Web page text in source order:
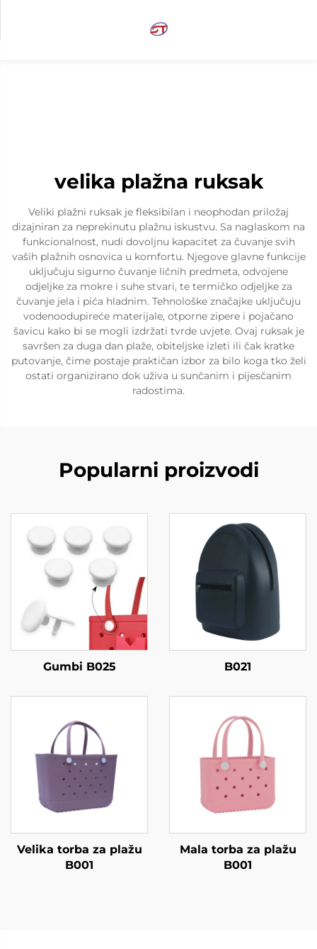
velika plažna ruksak
Veliki plažni ruksak je fleksibilan i neophodan priložaj
dizajniran za neprekinutu plažnu iskustvu. Sa naglaskom na
funkcionalnost, nudi dovoljnu kapacitet za čuvanje svih
vaših plažnih osnovica u komfortu. Njegove glavne funkcije
uključuju sigurno čuvanje ličnih predmeta, odvojene
odjeljke za mokre i suhe stvari, te termičko odjeljke za
čuvanje jela i pića hladnim. Tehnološke značajke uključuju
vodenoodupireće materijale, otporne zipere i pojačano
šavicu kako bi se mogli izdržati tvrde uvjete. Ovaj ruksak je
savršen za duga dan plaže, obiteljske izleti ili čak kratke
putovanje, čime postaje praktičan izbor za bilo koga tko želi
ostati organizirano dok uživa u sunčanim i pijesčanim
radostima.
Popularni proizvodi
Gumbi B025 B021
Velika torba za plažu
B001
Mala torba za plažu
B001